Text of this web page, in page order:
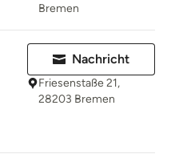
Bremen
Nachricht
Friesenstaße 21,
28203 Bremen